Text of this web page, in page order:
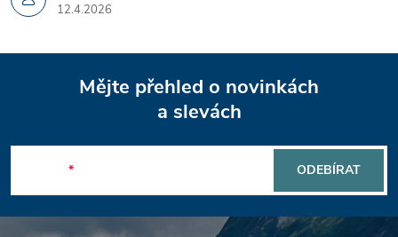
12.4.2026
a
Mějte přehled o novinkách
a slevách
ODEBÍRAT